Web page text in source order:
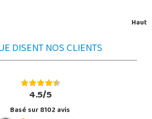
Haut
DISENT NOS CLIENTS
4.5/5
Basé sur 8102 avis